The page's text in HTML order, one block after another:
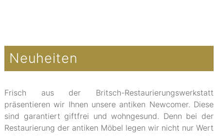
Neuheiten
Frisch aus der Britsch-Restaurierungswerkstatt
präsentieren wir Ihnen unsere antiken Newcomer. Diese
sind garantiert giftfrei und wohngesund. Denn bei der
Restaurierung der antiken Möbel legen wir nicht nur Wert